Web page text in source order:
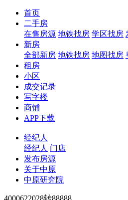
首页
二手房
在售房源 地铁找房 学区找房
新房
全部新房 地铁找房 地图找房
租房
小区
成交记录
写字楼
商铺
APP下载
经纪人
经纪人 门店
发布房源
关于中原
中原研究院
4000622028转88888